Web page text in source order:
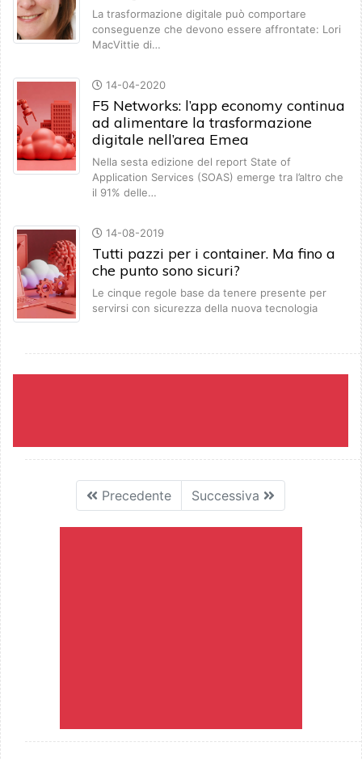
La trasformazione digitale può comportare
conseguenze che devono essere affrontate: Lori
MacVittie di…
14-04-2020
F5 Networks: l’app economy continua
ad alimentare la trasformazione
digitale nell’area Emea
Nella sesta edizione del report State of
Application Services (SOAS) emerge tra l’altro che
il 91% delle…
14-08-2019
Tutti pazzi per i container. Ma fino a
che punto sono sicuri?
Le cinque regole base da tenere presente per
servirsi con sicurezza della nuova tecnologia
Precedente Successiva